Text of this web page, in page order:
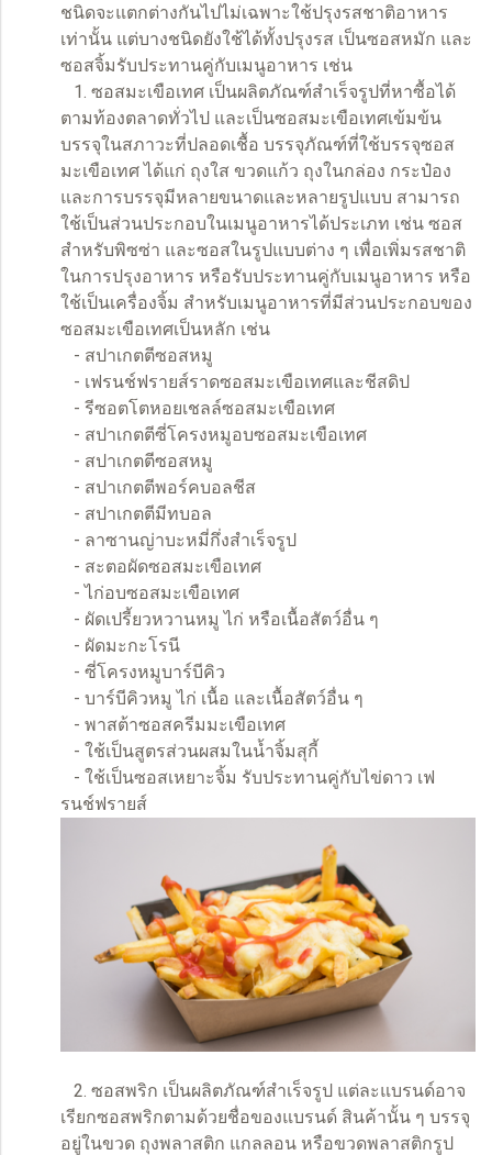
ชนิดจะแตกต่างกันไปไม่เฉพาะใช้ปรุงรสชาติอาหาร
เท่านั้น แต่บางชนิดยังใช้ได้ทั้งปรุงรส เป็นซอสหมัก และ
ซอสจิ้มรับประทานคู่กับเมนูอาหาร เช่น
1. ซอสมะเขือเทศ เป็นผลิตภัณฑ์สำเร็จรูปที่หาซื้อได้
ตามท้องตลาดทั่วไป และเป็นซอสมะเขือเทศเข้มข้น
บรรจุในสภาวะที่ปลอดเชื้อ บรรจุภัณฑ์ที่ใช้บรรจุซอส
มะเขือเทศ ได้แก่ ถุงใส ขวดแก้ว ถุงในกล่อง กระป๋อง
และการบรรจุมีหลายขนาดและหลายรูปแบบ สามารถ
ใช้เป็นส่วนประกอบในเมนูอาหารได้ประเภท เช่น ซอส
สำหรับพิซซ่า และซอสในรูปแบบต่าง ๆ เพื่อเพิ่มรสชาติ
ในการปรุงอาหาร หรือรับประทานคู่กับเมนูอาหาร หรือ
ใช้เป็นเครื่องจิ้ม สำหรับเมนูอาหารที่มีส่วนประกอบของ
ซอสมะเขือเทศเป็นหลัก เช่น
- สปาเกตตีซอสหมู
- เฟรนช์ฟรายส์ราดซอสมะเขือเทศและชีสดิป
- รีซอตโตหอยเชลล์ซอสมะเขือเทศ
- สปาเกตตีซี่โครงหมูอบซอสมะเขือเทศ
- สปาเกตตีซอสหมู
- สปาเกตตีพอร์คบอลชีส
- สปาเกตตีมีทบอล
- ลาซานญ่าบะหมี่กึ่งสำเร็จรูป
- สะตอผัดซอสมะเขือเทศ
- ไก่อบซอสมะเขือเทศ
- ผัดเปรี้ยวหวานหมู ไก่ หรือเนื้อสัตว์อื่น ๆ
- ผัดมะกะโรนี
- ซี่โครงหมูบาร์บีคิว
- บาร์บีคิวหมู ไก่ เนื้อ และเนื้อสัตว์อื่น ๆ
- พาสต้าซอสครีมมะเขือเทศ
- ใช้เป็นสูตรส่วนผสมในน้ำจิ้มสุกี้
- ใช้เป็นซอสเหยาะจิ้ม รับประทานคู่กับไข่ดาว เฟ
รนช์ฟรายส์
2. ซอสพริก เป็นผลิตภัณฑ์สำเร็จรูป แต่ละแบรนด์อาจ
เรียกซอสพริกตามด้วยชื่อของแบรนด์ สินค้านั้น ๆ บรรจุ
อยู่ในขวด ถุงพลาสติก แกลลอน หรือขวดพลาสติกรูป